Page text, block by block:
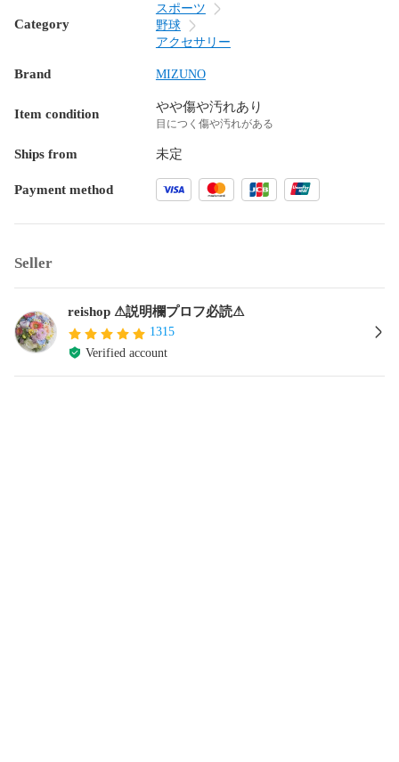
Category
スポーツ
野球
アクセサリー
Brand MIZUNO
Item condition やや傷や汚れあり
目につく傷や汚れがある
Ships from 未定
Payment method
Seller
reishop ⚠︎説明欄プロフ必読⚠︎
1315
Verified account